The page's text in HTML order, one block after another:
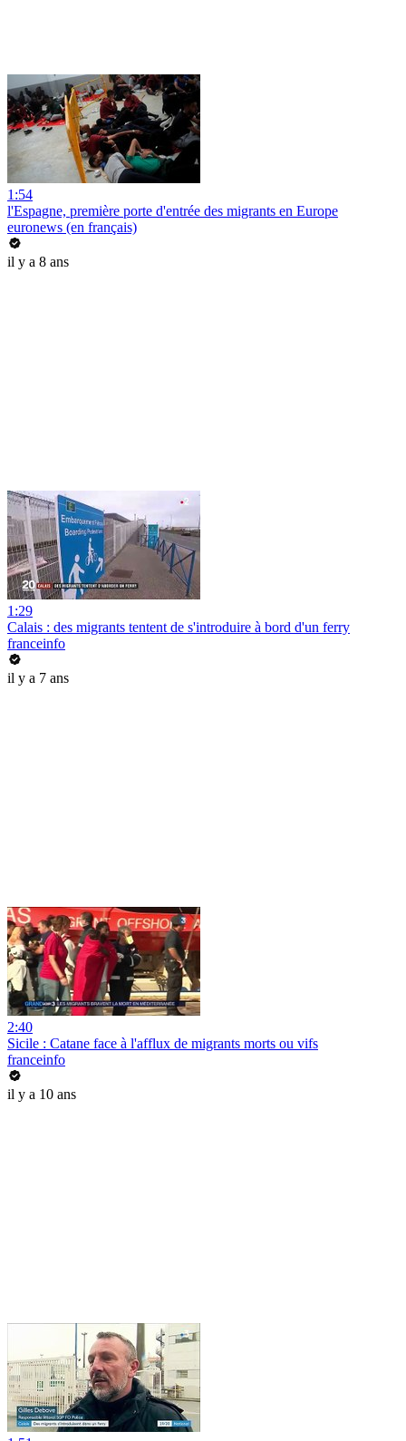
1:54
l'Espagne, première porte d'entrée des migrants en Europe
euronews (en français)
il y a 8 ans
1:29
Calais : des migrants tentent de s'introduire à bord d'un ferry
franceinfo
il y a 7 ans
2:40
Sicile : Catane face à l'afflux de migrants morts ou vifs
franceinfo
il y a 10 ans